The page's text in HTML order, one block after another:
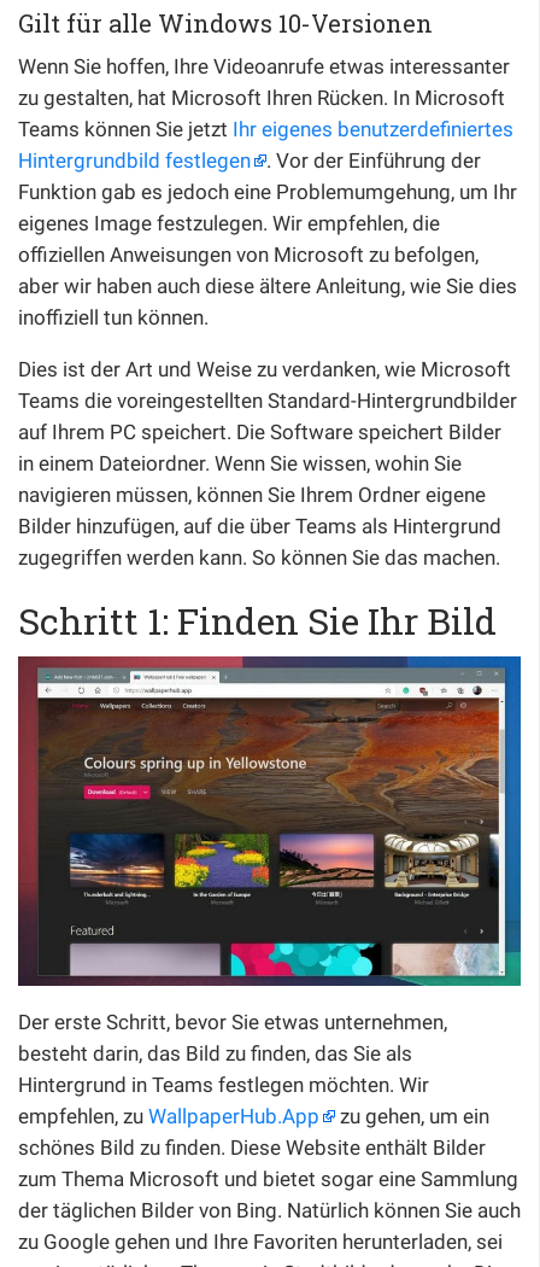
Gilt für alle Windows 10-Versionen
Wenn Sie hoffen, Ihre Videoanrufe etwas interessanter
zu gestalten, hat Microsoft Ihren Rücken. In Microsoft
Teams können Sie jetzt Ihr eigenes benutzerdefiniertes
Hintergrundbild festlegen
. Vor der Einführung der
Funktion gab es jedoch eine Problemumgehung, um Ihr
eigenes Image festzulegen. Wir empfehlen, die
offiziellen Anweisungen von Microsoft zu befolgen,
aber wir haben auch diese ältere Anleitung, wie Sie dies
inoffiziell tun können.
Dies ist der Art und Weise zu verdanken, wie Microsoft
Teams die voreingestellten Standard-Hintergrundbilder
auf Ihrem PC speichert. Die Software speichert Bilder
in einem Dateiordner. Wenn Sie wissen, wohin Sie
navigieren müssen, können Sie Ihrem Ordner eigene
Bilder hinzufügen, auf die über Teams als Hintergrund
zugegriffen werden kann. So können Sie das machen.
Schritt 1: Finden Sie Ihr Bild
Der erste Schritt, bevor Sie etwas unternehmen,
besteht darin, das Bild zu finden, das Sie als
Hintergrund in Teams festlegen möchten. Wir
empfehlen, zu WallpaperHub.App
zu gehen, um ein
schönes Bild zu finden. Diese Website enthält Bilder
zum Thema Microsoft und bietet sogar eine Sammlung
der täglichen Bilder von Bing. Natürlich können Sie auch
zu Google gehen und Ihre Favoriten herunterladen, sei